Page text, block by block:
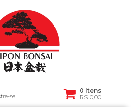
se
0 Itens
R$ 0,00